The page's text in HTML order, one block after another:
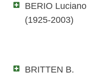
BERIO Luciano
(1925-2003)
BRITTEN B.